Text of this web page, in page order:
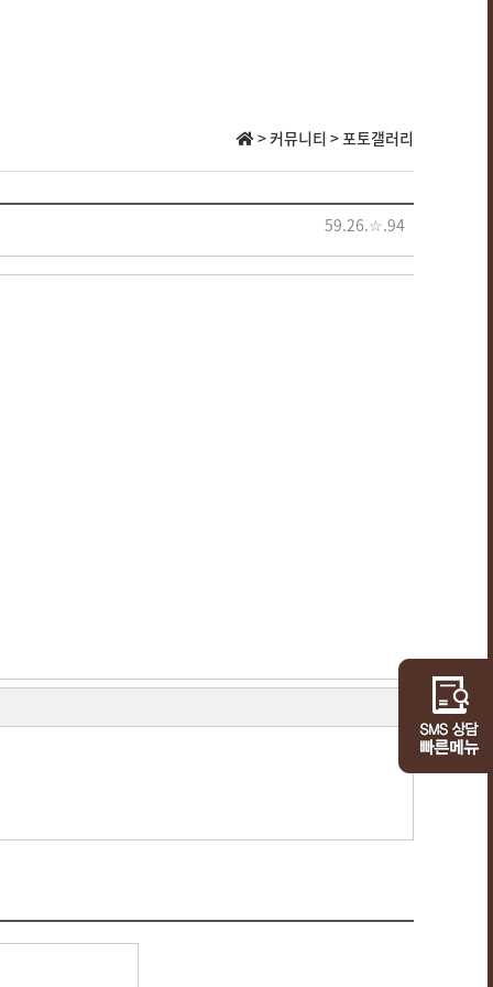
> 커뮤니티 > 포토갤러리
59.26.☆.94